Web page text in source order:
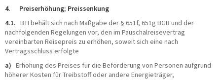
4. Preiserhöhung; Preissenkung
4.1. BTI behält sich nach Maßgabe der § 651f, 651g BGB und der
nachfolgenden Regelungen vor, den im Pauschalreisevertrag
vereinbarten Reisepreis zu erhöhen, soweit sich eine nach
Vertragsschluss erfolgte
a) Erhöhung des Preises für die Beförderung von Personen aufgrund
höherer Kosten für Treibstoff oder andere Energieträger,